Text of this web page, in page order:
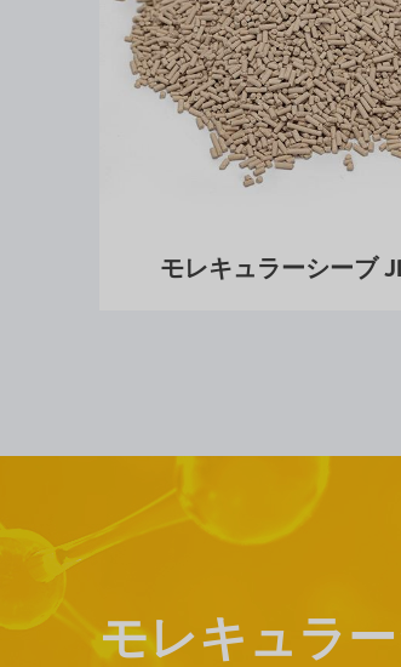
モレキュラーシーブ
モレキュラ